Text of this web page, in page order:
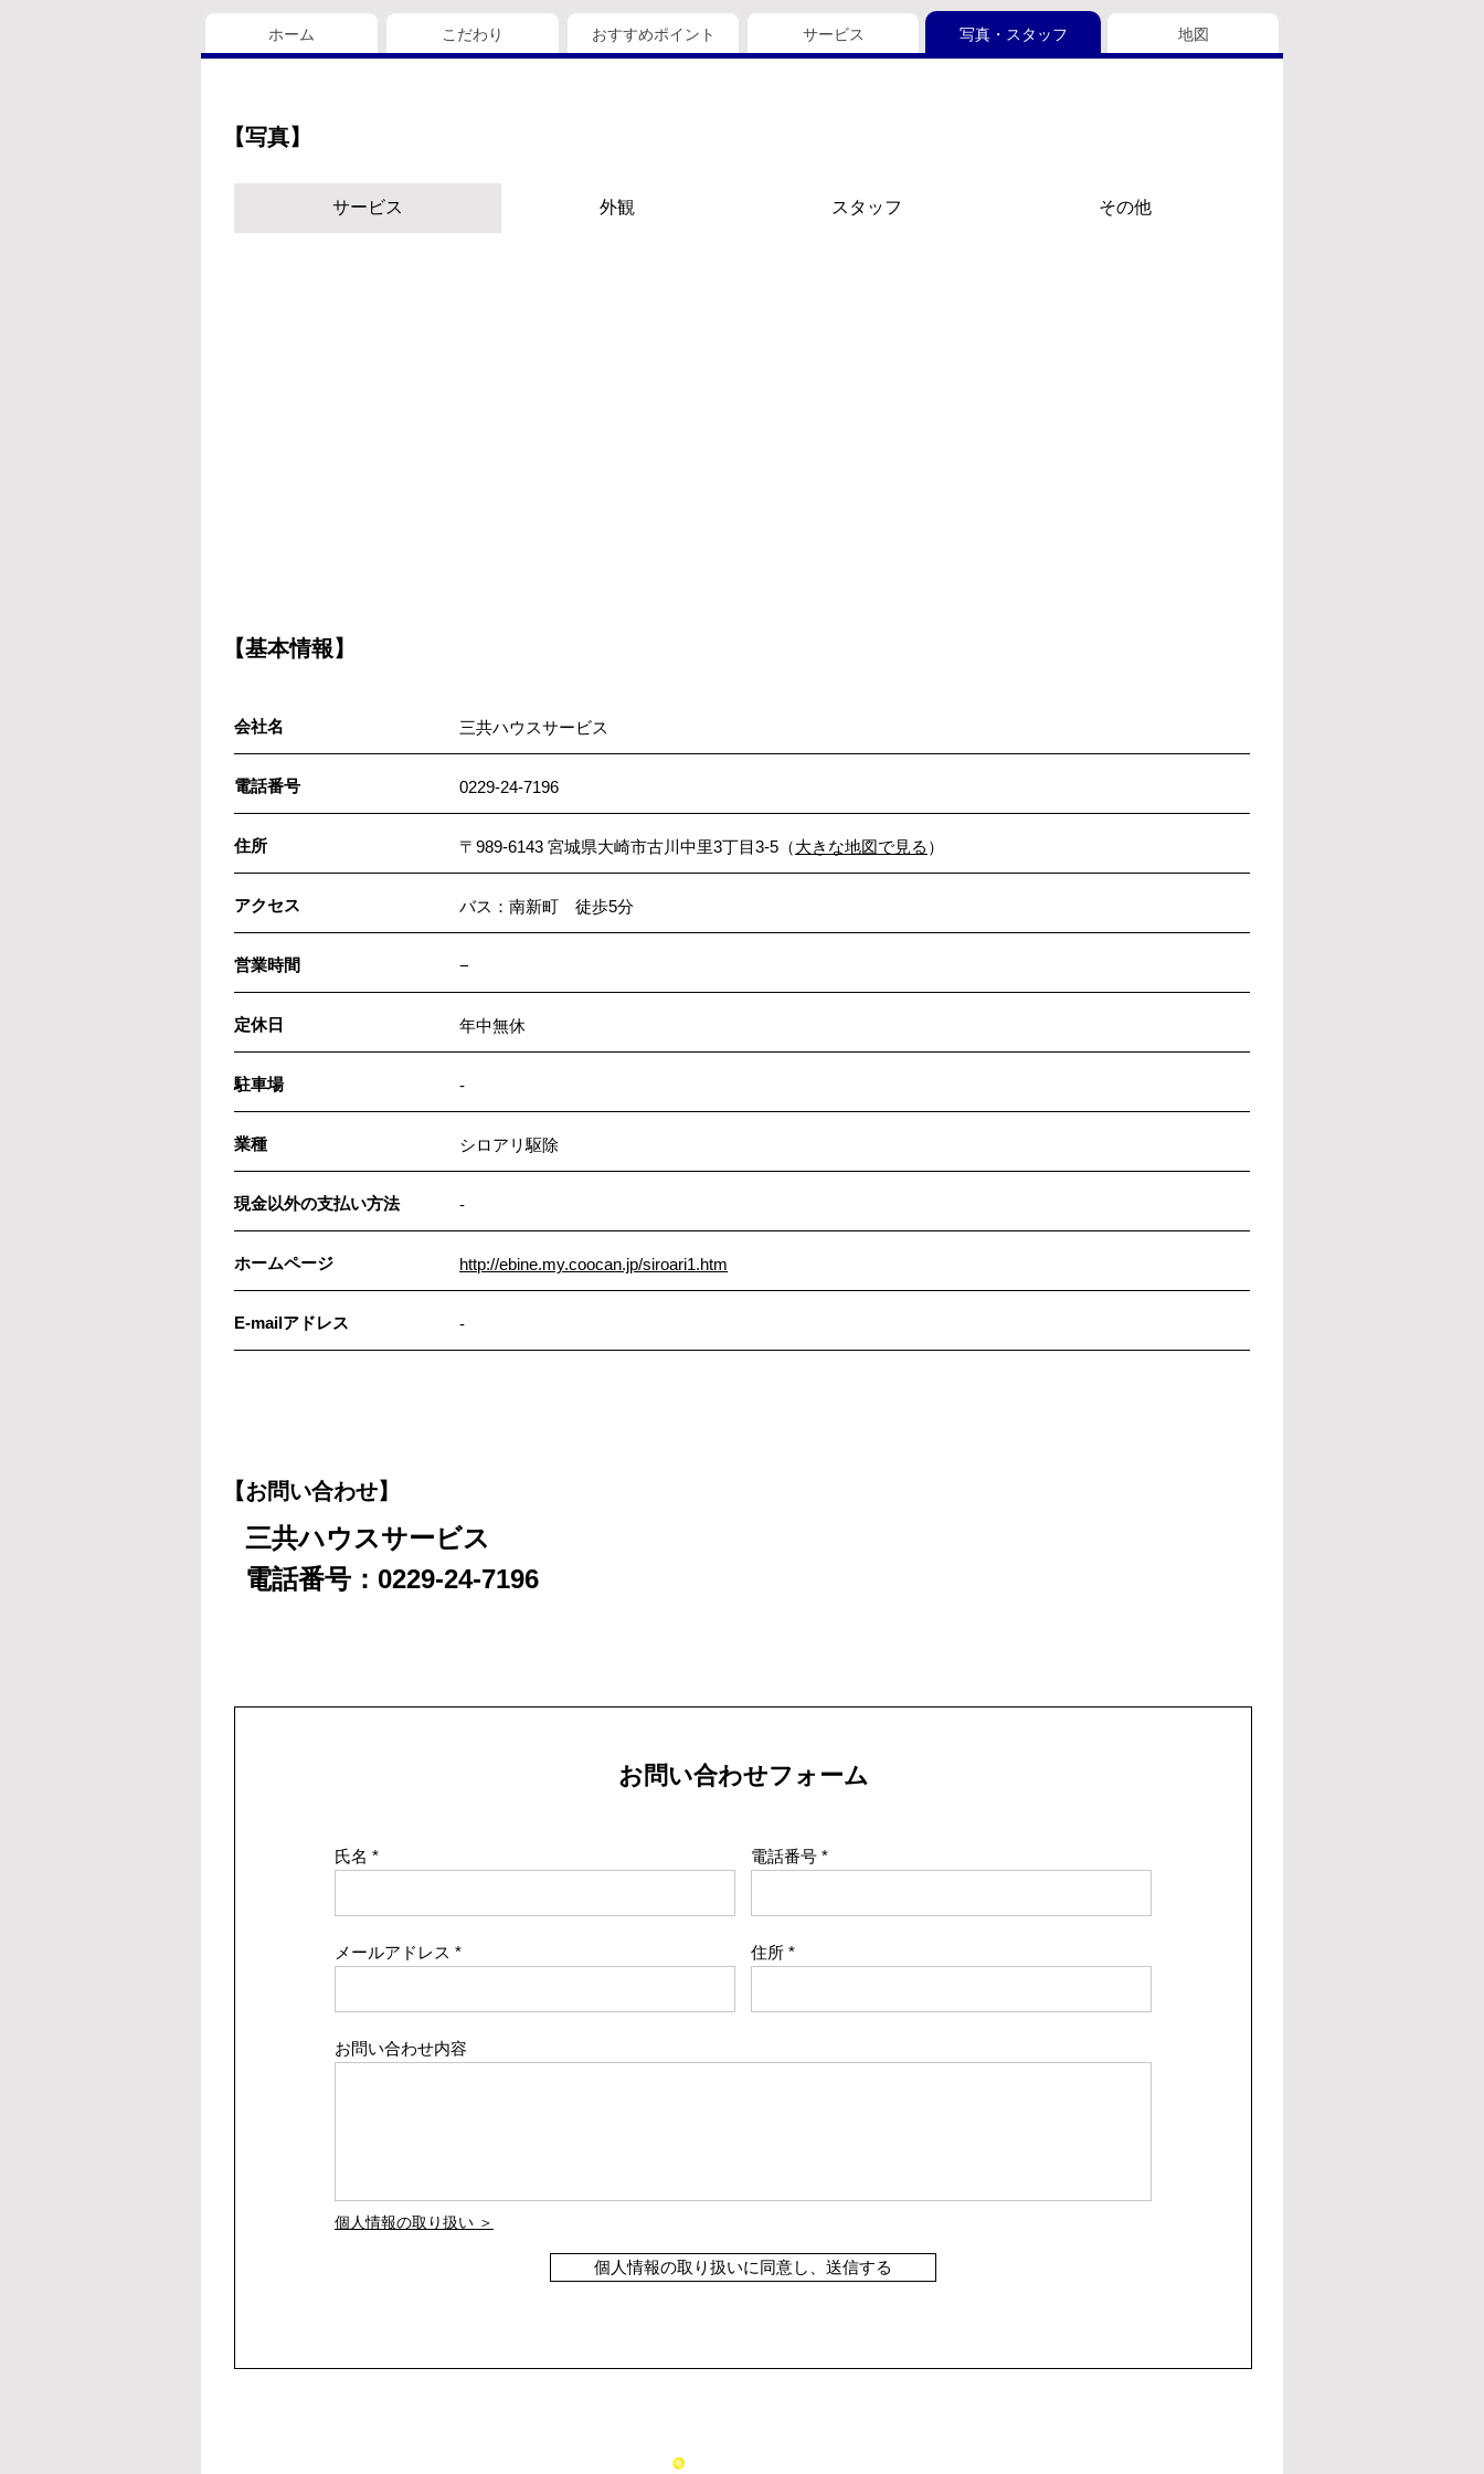
ホーム こだわり おすすめポイント サービス 写真・スタッフ 地図
【写真】
サービス 外観 スタッフ その他
【基本情報】
会社名 三共ハウスサービス
電話番号 0229-24-7196
住所 〒989-6143 宮城県大崎市古川中里3丁目3-5（大きな地図で見る ）
アクセス バス：南新町 徒歩5分
営業時間 −
定休日 年中無休
駐車場 -
業種 シロアリ駆除
現金以外の支払い方法 -
ホームページ http://ebine.my.coocan.jp/siroari1.htm
E-mailアドレス -
【お問い合わせ】
三共ハウスサービス
電話番号：0229-24-7196
お問い合わせフォーム
氏名 電話番号
メールアドレス 住所
お問い合わせ内容
個人情報の取り扱い ＞
個人情報の取り扱いに同意し、送信する